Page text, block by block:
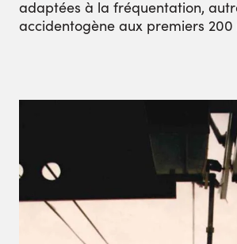
adaptées à la fréquentation,
accidentogène aux premiers 200